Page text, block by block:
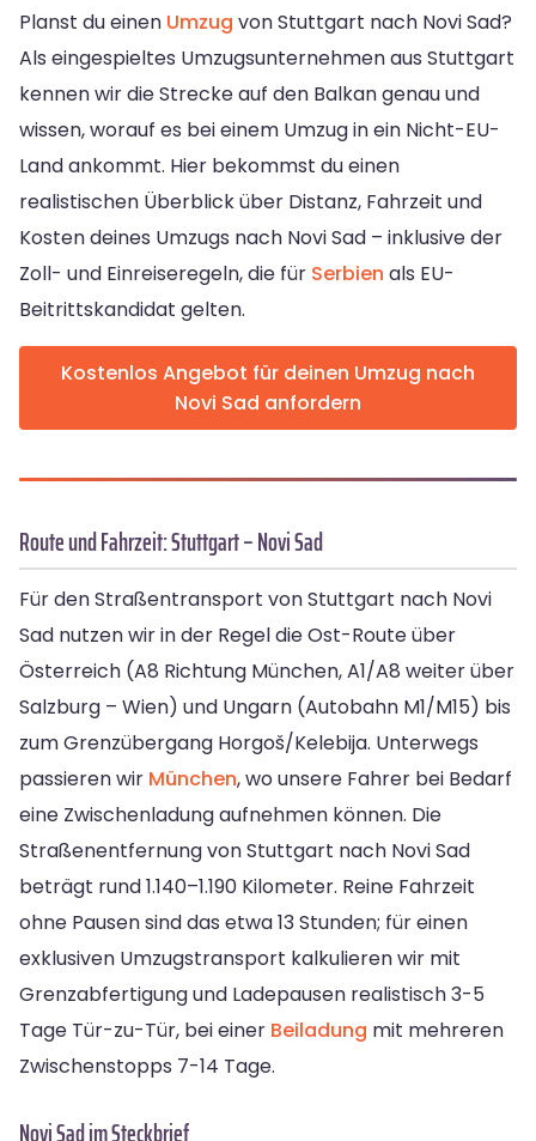
Planst du einen Umzug von Stuttgart nach Novi Sad?
Als eingespieltes Umzugsunternehmen aus Stuttgart
kennen wir die Strecke auf den Balkan genau und
wissen, worauf es bei einem Umzug in ein Nicht-EU-
Land ankommt. Hier bekommst du einen
realistischen Überblick über Distanz, Fahrzeit und
Kosten deines Umzugs nach Novi Sad – inklusive der
Zoll- und Einreiseregeln, die für Serbien als EU-
Beitrittskandidat gelten.
Kostenlos Angebot für deinen Umzug nach
Novi Sad anfordern
Route und Fahrzeit: Stuttgart – Novi Sad
Für den Straßentransport von Stuttgart nach Novi
Sad nutzen wir in der Regel die Ost-Route über
Österreich (A8 Richtung München, A1/A8 weiter über
Salzburg – Wien) und Ungarn (Autobahn M1/M15) bis
zum Grenzübergang Horgoš/Kelebija. Unterwegs
passieren wir München, wo unsere Fahrer bei Bedarf
eine Zwischenladung aufnehmen können. Die
Straßenentfernung von Stuttgart nach Novi Sad
beträgt rund 1.140–1.190 Kilometer. Reine Fahrzeit
ohne Pausen sind das etwa 13 Stunden; für einen
exklusiven Umzugstransport kalkulieren wir mit
Grenzabfertigung und Ladepausen realistisch 3-5
Tage Tür-zu-Tür, bei einer Beiladung mit mehreren
Zwischenstopps 7-14 Tage.